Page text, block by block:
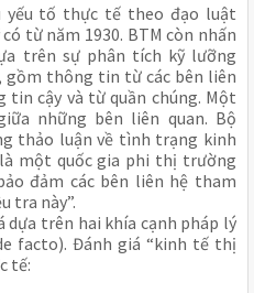
yếu tố thực tế theo đạo luật
từ năm 1930. BTM còn nhấn
trên sự phân tích kỹ lưỡng
gồm thông tin từ các bên liên
tin cậy và từ quần chúng. Một
những bên liên quan. Bộ
thảo luận về tình trạng kinh
một quốc gia phi thị trường
đảm các bên liên hệ tham
tra này”.
dựa trên hai khía cạnh pháp lý
facto). Đánh giá “kinh tế thị
tế: